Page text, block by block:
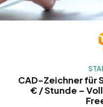
CAD-Zeichner für
€ / Stunde –